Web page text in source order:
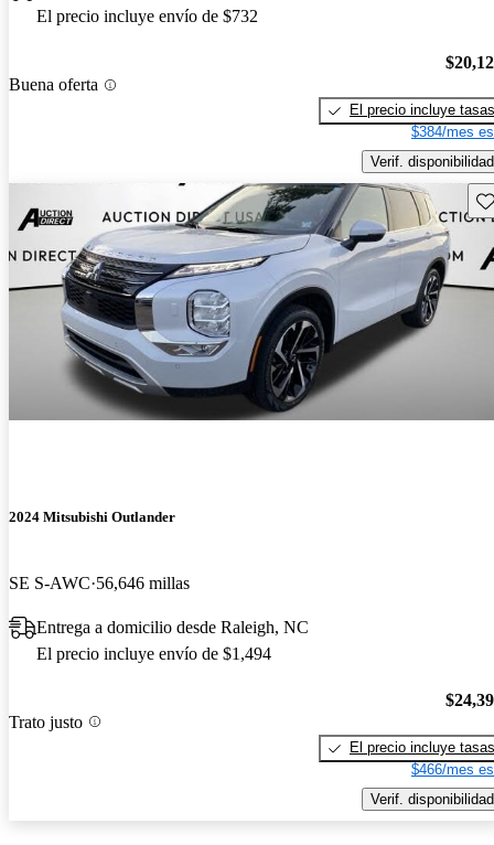
El precio incluye envío de $732
Buena oferta
El precio incluye tasas
$384/mes
Verif. disponibilidad
2024 Mitsubishi Outlander
SE S-AWC 56,646 millas
Entrega a domicilio desde Raleigh, NC
El precio incluye envío de $1,494
Trato justo
El precio incluye tasas
$466/mes
Verif. disponibilidad